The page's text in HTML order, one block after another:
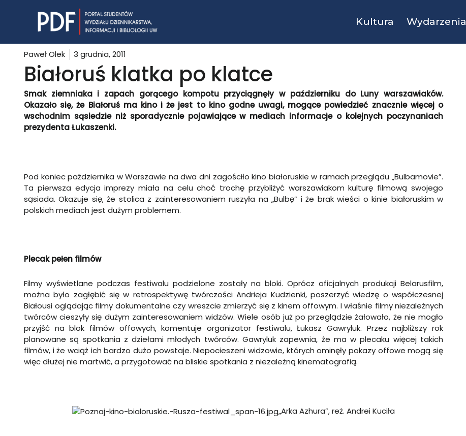
Kultura Wydarzenia
Paweł Olek 3 grudnia, 2011
Białoruś klatka po klatce
Smak ziemniaka i zapach gorącego kompotu przyciągnęły w październiku do Luny warszawiaków.
Okazało się, że Białoruś ma kino i że jest to kino godne uwagi, mogące powiedzieć znacznie więcej o
wschodnim sąsiedzie niż sporadycznie pojawiające w mediach informacje o kolejnych poczynaniach
prezydenta Łukaszenki.
Pod koniec października w Warszawie na dwa dni zagościło kino białoruskie w ramach przeglądu „Bulbamovie”.
Ta pierwsza edycja imprezy miała na celu choć trochę przybliżyć warszawiakom kulturę filmową swojego
sąsiada. Okazuje się, że stolica z zainteresowaniem ruszyła na „Bulbę” i że brak wieści o kinie białoruskim w
polskich mediach jest dużym problemem.
Plecak pełen filmów
Filmy wyświetlane podczas festiwalu podzielone zostały na bloki. Oprócz oficjalnych produkcji Belarusfilm,
można było zagłębić się w retrospektywę twórczości Andrieja Kudzienki, poszerzyć wiedzę o współczesnej
Białousi oglądając filmy dokumentalne czy wreszcie zmierzyć się z kinem offowym. I właśnie filmy niezależnych
twórców cieszyły się dużym zainteresowaniem widzów. Wiele osób już po przeglądzie żałowało, że nie mogło
przyjść na blok filmów offowych, komentuje organizator festiwalu, Łukasz Gawryluk. Przez najbliższy rok
planowane są spotkania z dziełami młodych twórców. Gawryluk zapewnia, że ma w plecaku więcej takich
filmów, i że wciąż ich bardzo dużo powstaje. Niepocieszeni widzowie, których ominęły pokazy offowe mogą się
więc dłużej nie martwić, a przygotować na bliskie spotkania z niezależną kinematografią.
„Arka Azhura”, reż. Andrei Kuciła